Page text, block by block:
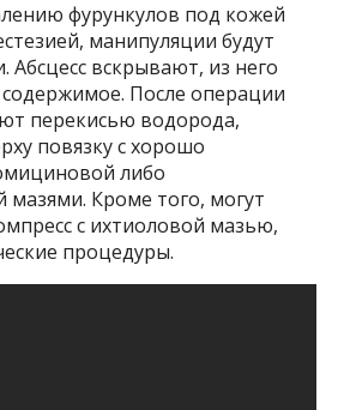
фурункулов под кожей
манипуляции будут
Абсцесс вскрывают, из него
После операции
перекисью водорода,
повязку с хорошо
либо
мазями. Кроме того, могут
с ихтиоловой мазью,
процедуры.